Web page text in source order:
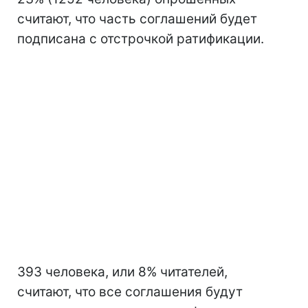
считают, что часть соглашений будет
подписана с отстрочкой ратификации.
393 человека, или 8% читателей,
считают, что все соглашения будут